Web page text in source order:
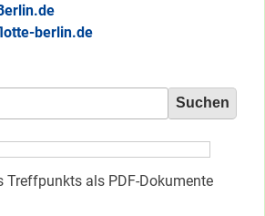
berlin.de
Treffpunkts als PDF-Dokumente